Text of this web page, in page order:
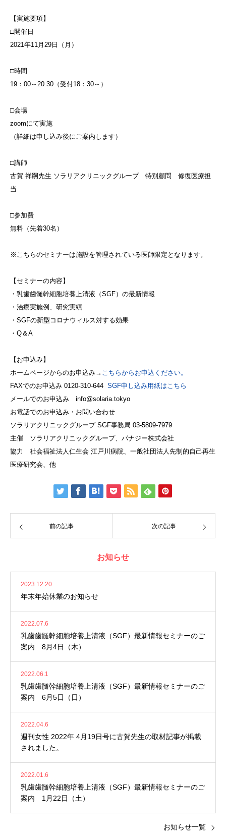
【実施要項】
□開催日
2021年11月29日（月）
□時間
19：00～20:30（受付18：30～）
□会場
zoomにて実施
（詳細は申し込み後にご案内します）
□講師
古賀 祥嗣先生 ソラリアクリニックグループ 特別顧問 修復医療担
当
□参加費
無料（先着30名）
※こちらのセミナーは施設を管理されている医師限定となります。
【セミナーの内容】
・乳歯歯髄幹細胞培養上清液（SGF）の最新情報
・治療実施例、研究実績
・SGFの新型コロナウィルス対する効果
・Q＆A
【お申込み】
ホームページからのお申込み→ こちらからお申込ください。
FAXでのお申込み 0120-310-644 SGF申し込み用紙はこちら
メールでのお申込み info@solaria.tokyo
お電話でのお申込み・お問い合わせ
ソラリアクリニックグループ SGF事務局 03-5809-7979
主催 ソラリアクリニックグループ、パナジー株式会社
協力 社会福祉法人仁生会 江戸川病院、一般社団法人先制的自己再生
医療研究会、他
前の記事 次の記事
お知らせ
2023.12.20
年末年始休業のお知らせ
2022.07.6
乳歯歯髄幹細胞培養上清液（SGF）最新情報セミナーのご
案内 8月4日（木）
2022.06.1
乳歯歯髄幹細胞培養上清液（SGF）最新情報セミナーのご
案内 6月5日（日）
2022.04.6
週刊女性 2022年 4月19日号に古賀先生の取材記事が掲載
されました。
2022.01.6
乳歯歯髄幹細胞培養上清液（SGF）最新情報セミナーのご
案内 1月22日（土）
お知らせ一覧